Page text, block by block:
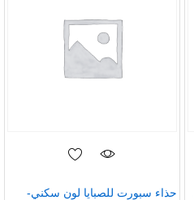
حذاء سبورت للصبايا لون سكني-